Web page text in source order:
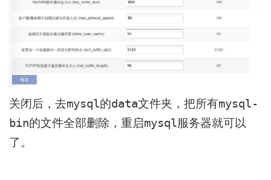
关闭后，去mysql的data文件夹，把所有mysql-
bin的文件全部删除，重启mysql服务器就可以
了。